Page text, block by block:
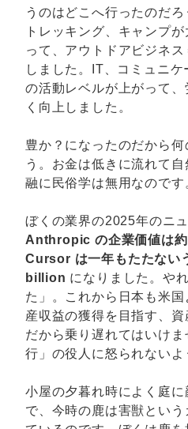
うのはどこへ行ったのだろ
トレッキング、キャンプ
って、アウトドアビジネ
しました。IT、コミュニ
の活動レベルが上がって
く向上しました。
豊か？になったのだから何
う。お金は低きに流れて
融に民俗学は無用なのです
ぼくの業界の2025年のニュ
Anthropic の企業価値は約
Cursor は一年もたたない
billion になりました。や
た」。これから日本も米
産収益の獲得を目指す、
だから乗り遅れてはいけ
行」の役人に怒られないよ
小屋の夕暮れ時によく庭
で、今時の鹿は害獣とい